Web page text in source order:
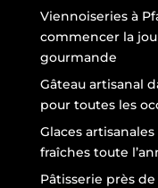
Viennoiseries à
commencer la
gourmande
Gâteau artisanal
pour toutes les
Glaces
fraîches toute
Pâtisserie près